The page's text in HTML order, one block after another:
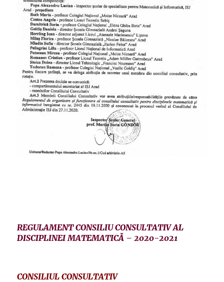
REGULAMENT CONSILIU CONSULTATIV AL
DISCIPLINEI MATEMATICĂ – 2020-2021
CONSILIUL CONSULTATIV